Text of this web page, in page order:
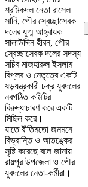
শ্রমিকদল নেতা রাসেল
সানি, পৌর স্বেচ্ছাসেবক
দলের যুগ্ম আহ্বায়ক
সালাউদ্দিন হীরন, পৌর
স্বেচ্ছাসেবক দলের সদস্য
সচিব মাজহারুল ইসলাম
বিপ্লব ও নেতৃত্বে একটি
ষড়যন্ত্রকারী চক্র যুবদলের
নবগঠিত কমিটির
বিরুদ্ধাচারণ করে একটি
মিছিল করে।
যাতে রীতিমতো জনমনে
বিভ্রান্তি ও আতঙ্কের
সৃষ্টি করেছে বলে জানায়
রায়পুর উপজেলা ও পৌর
যুবদলের নেতা-কর্মীরা।